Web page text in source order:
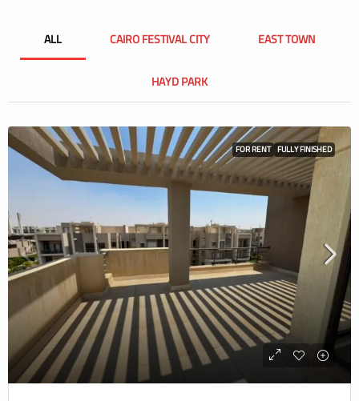
ALL CAIRO FESTIVAL CITY EAST TOWN
HAYD PARK
FOR RENT FULLY FINISHED